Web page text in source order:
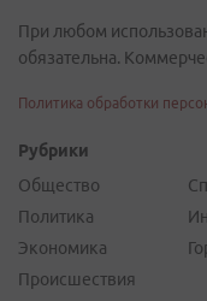
При любом
обязательна.
Политика обработки
Рубрики
Общество
Политика
Экономика
Происшествия